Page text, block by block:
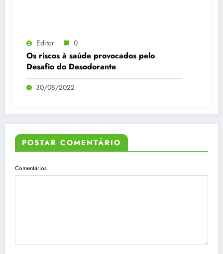
Editor 0
Os riscos à saúde provocados pelo
Desafio do Desodorante
30/08/2022
POSTAR COMENTÁRIO
Comentários